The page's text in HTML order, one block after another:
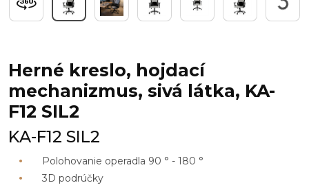
Herné kreslo, hojdací
mechanizmus, sivá látka, KA-
F12 SIL2
KA-F12 SIL2
Polohovanie operadla 90 ° - 180 °
3D podrúčky